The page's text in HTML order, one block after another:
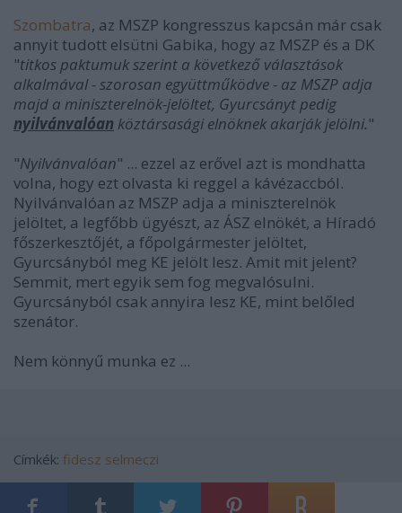
Szombatra, az MSZP kongresszus kapcsán már csak
annyit tudott elsütni Gabika, hogy az MSZP és a DK
"titkos paktumuk szerint a következő választások
alkalmával - szorosan együttműködve - az MSZP adja
majd a miniszterelnök-jelöltet, Gyurcsányt pedig
nyilvánvalóan köztársasági elnöknek akarják jelölni."
"Nyilvánvalóan" ... ezzel az erővel azt is mondhatta
volna, hogy ezt olvasta ki reggel a kávézaccból.
Nyilvánvalóan az MSZP adja a miniszterelnök
jelöltet, a legfőbb ügyészt, az ÁSZ elnökét, a Híradó
főszerkesztőjét, a főpolgármester jelöltet,
Gyurcsányból meg KE jelölt lesz. Amit mit jelent?
Semmit, mert egyik sem fog megvalósulni.
Gyurcsányból csak annyira lesz KE, mint belőled
szenátor.
Nem könnyű munka ez ...
Címkék: fidesz selmeczi